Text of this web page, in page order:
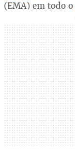
(EMA) em todo o